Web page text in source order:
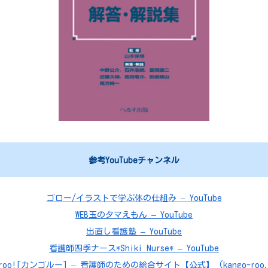
参考YouTubeチャンネル
ゴロー/イラストで学ぶ体の仕組み – YouTube
WEB玉のタマえもん – YouTube
出直し看護塾 – YouTube
看護師四季ナース*Shiki Nurse* – YouTube
カンゴルー] – 看護師のための総合サイト【公式】 (kango-